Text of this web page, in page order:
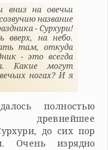
вниз на овечьи
название
- Сурхури!
вверх, на небо.
там, откуда
- это всегда
Какие могут
ногах? И я
полностью
древнейшее
Очень изрядно